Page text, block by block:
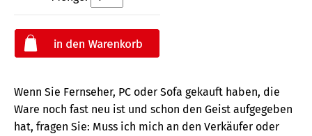
Wenn Sie Fernseher, PC oder Sofa gekauft haben, die
Ware noch fast neu ist und schon den Geist aufgegeben
hat, fragen Sie: Muss ich mich an den Verkäufer oder